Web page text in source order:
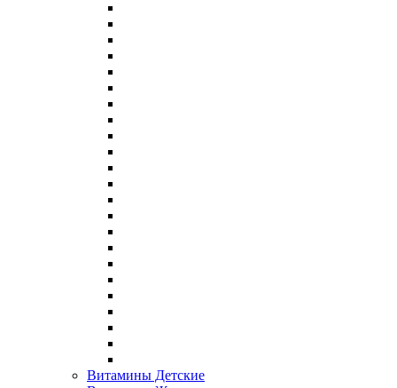
Витамины Детские